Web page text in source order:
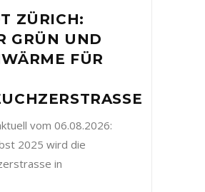
ZÜRICH:
GRÜN UND
FÜR
vom 06.08.2026:
2025 wird die
in